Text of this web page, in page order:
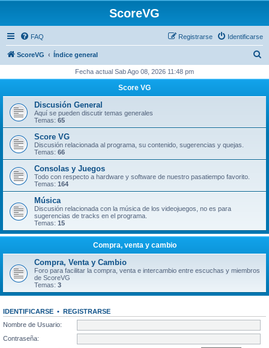
ScoreVG
FAQ Identificarse
Registrarse
ScoreVG Índice general
c
r
Fecha actual Sab Ago 08, 2026 11:48 pm
Score VG
Discusión General
Aquí se pueden discutir temas generales
Temas: 65
Score VG
Discusión relacionada al programa, su contenido, sugerencias y quejas.
Temas: 66
Consolas y Juegos
Todo con respecto a hardware y software de nuestro pasatiempo favorito.
Temas: 164
Música
Discusión relacionada con la música de los videojuegos, no es para
sugerencias de tracks en el programa.
Temas: 15
Compra, venta y cambio
Compra, Venta y Cambio
Foro para facilitar la compra, venta e intercambio entre escuchas y miembros
de ScoreVG
Temas: 3
IDENTIFICARSE • REGISTRARSE
Nombre de Usuario:
Contraseña: